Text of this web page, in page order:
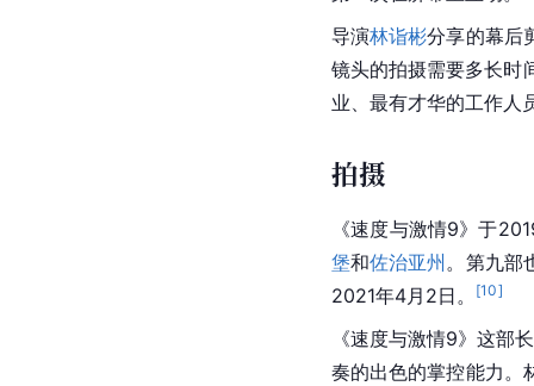
导演林诣彬分享的幕后
镜头的拍摄需要多长时
业、最有才华的工作人
拍摄
《速度与激情9》于
堡和佐治亚州 。第九部
2021年4月2日。
[10]
《速度与激情9》这部
奏的出色的掌控能力。